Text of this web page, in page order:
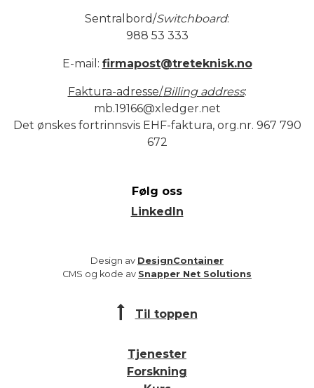
Sentralbord/Switchboard:
988 53 333
E-mail: firmapost@treteknisk.no
Faktura-adresse/Billing address:
mb.19166@xledger.net
Det ønskes fortrinnsvis EHF-faktura, org.nr. 967 790
672
Følg oss
LinkedIn
Design av DesignContainer
CMS og kode av Snapper Net Solutions
Til toppen
Tjenester
Forskning